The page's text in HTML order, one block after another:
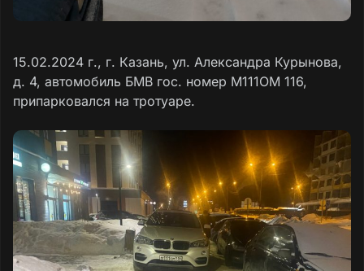
15.02.2024 г., г. Казань, ул. Александра Курынова,
д. 4, автомобиль БМВ гос. номер М111ОМ 116,
припарковался на тротуаре.